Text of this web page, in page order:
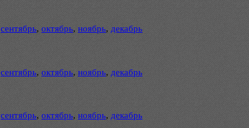
сентябрь, октябрь, ноябрь, декабрь
сентябрь, октябрь, ноябрь, декабрь
сентябрь, октябрь, ноябрь, декабрь